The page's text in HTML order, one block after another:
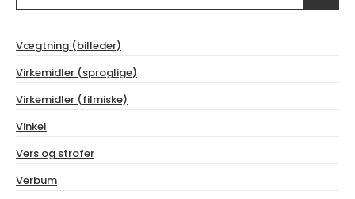
Vægtning (billeder)
Virkemidler (sproglige)
Virkemidler (filmiske)
Vinkel
Vers og strofer
Verbum